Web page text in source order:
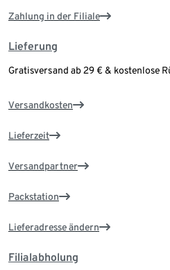
Zahlung in der Filiale
Lieferung
Gratisversand ab 29 € & kostenlose
Versandkosten
Lieferzeit
Versandpartner
Packstation
Lieferadresse ändern
Filialabholung